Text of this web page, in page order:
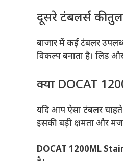
दूसरे टंबलर्स की
बाजार में कई टंबलर
विकल्प बनाता है। लिड
क्या DOCAT
यदि आप ऐसा टंबलर
इसकी बड़ी क्षमता और
DOCAT 1200ML